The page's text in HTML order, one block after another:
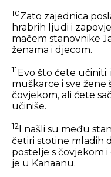
10Zato zajednica
hrabrih ljudi i
mačem stanovnike
ženama i djecom.
11 Evo što ćete
muškarce i sve žene
čovjekom, ali ćete
učiniše.
12 I našli su među
četiri stotine mladih
postelje s čovjekom
je u Kanaanu.